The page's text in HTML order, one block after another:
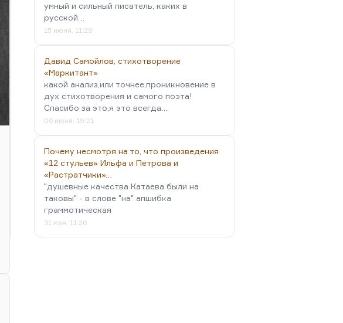
умный и сильный писатель, каких в
русской…
15 июня, 11:29
Давид Самойлов, стихотворение
«Маркитант»
какой анализ,или точнее,проникновение в
дух стихотворения и самого поэта!
Спасибо за это,я это всегда…
06 июня, 19:21
Почему несмотря на то, что произведения
«12 стульев» Ильфа и Петрова и
«Растратчики»…
"душевные качества Катаева были на
таковы" - в слове "на" апшибка
граммотическая
31 мая, 11:20